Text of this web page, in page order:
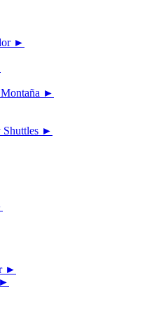
►
►
Shuttles ►
►
►